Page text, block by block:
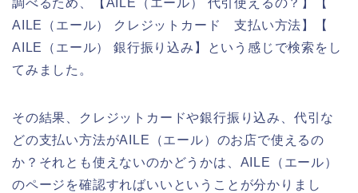
調べるため、【AILE（エール） 代引使えるの？】【
AILE（エール） クレジットカード 支払い方法】【
AILE（エール） 銀行振り込み】という感じで検索をし
てみました。
その結果、クレジットカードや銀行振り込み、代引な
どの支払い方法がAILE（エール）のお店で使えるの
か？それとも使えないのかどうかは、AILE（エール）
のページを確認すればいいということが分かりまし